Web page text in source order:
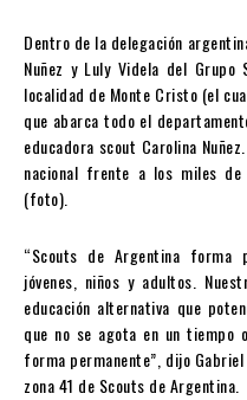
Dentro de la delegación
Nuñez y Luly Videla del
localidad de Monte Cristo (el
que abarca todo el
educadora scout Carolina
nacional frente a los miles
(foto).
“Scouts de Argentina forma
jóvenes, niños y adultos.
educación alternativa que
que no se agota en un
forma permanente”, dijo
zona 41 de Scouts de Argentina.